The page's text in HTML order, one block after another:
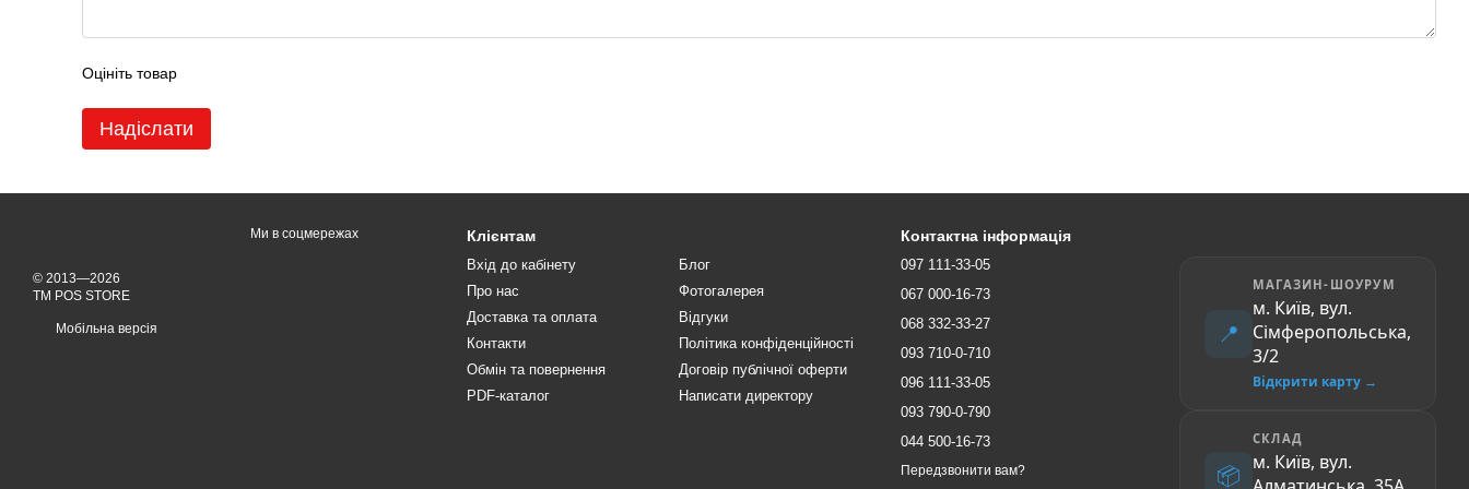
Оцініть товар
Надіслати
© 2013—2026
TM POS STORE
Мобільна версія
Ми в соцмережах Клієнтам
Вхід до кабінету
Про нас
Доставка та оплата
Контакти
Обмін та повернення
PDF-каталог
Блог
Фотогалерея
Відгуки
Політика конфіденційності
Договір публічної оферти
Написати директору
Контактна інформація
097 111-33-05
067 000-16-73
068 332-33-27
093 710-0-710
096 111-33-05
093 790-0-790
044 500-16-73
Передзвонити вам?
📍
МАГАЗИН-ШОУРУМ
м. Київ, вул.
Сімферопольська,
3/2
Відкрити карту →
📦
СКЛАД
м. Київ, вул.